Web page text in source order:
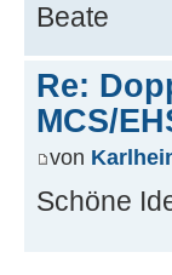
Beate
Re:
MCS/
von
Schöne